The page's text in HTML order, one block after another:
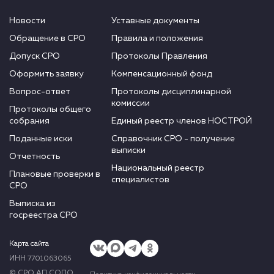
Новости
Обращение в СРО
Допуск СРО
Оформить заявку
Вопрос-ответ
Уставные документы
Правила и положения
Протоколы Правления
Компенсационный фонд
Протоколы дисциплинарной
комиссии
Протоколы общего
собрания
Поданные иски
Отчетность
Плановые проверки в
СРО
Выписка из
госреестра СРО
Единый реестр членов НОСТРОЙ
Справочник СРО - получение
выписки
Национальный реестр
специалистов
Карта сайта
ИНН 7701063065